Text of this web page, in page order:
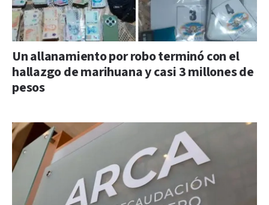
Un allanamiento por robo terminó con el
hallazgo de marihuana y casi 3 millones de
pesos